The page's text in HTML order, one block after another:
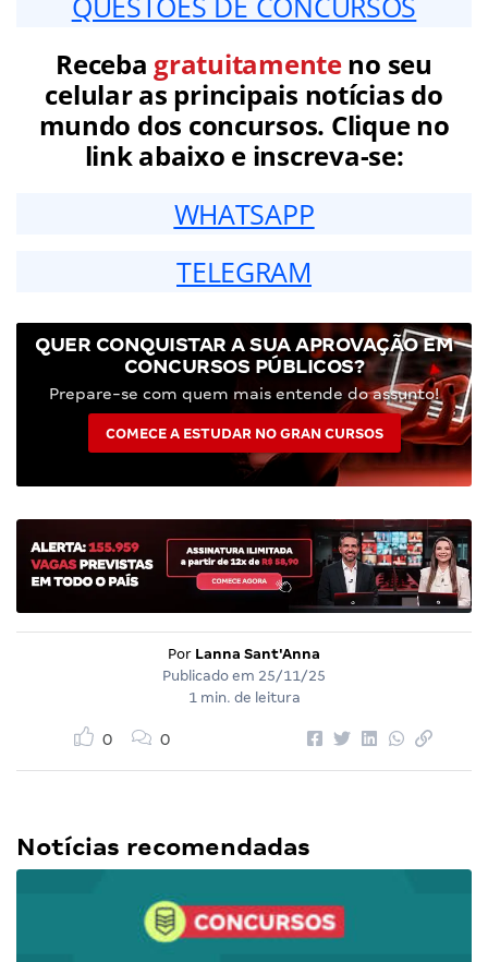
Receba gratuitamenteno seu
celular as principais notícias do
mundo dos concursos. Clique no
link abaixo e inscreva-se:
WHATSAPP
TELEGRAM
QUER CONQUISTAR A SUA APROVAÇÃO EM
CONCURSOS PÚBLICOS?
Prepare-se com quem mais entende do assunto!
COMECE A ESTUDAR NO GRAN CURSOS
Por Lanna Sant'Anna
Publicado em 25/11/25
1 min. de leitura
0 0
Notícias recomendadas